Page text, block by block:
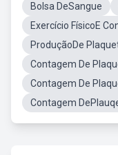
Bolsa DeSangue
Exercício FísicoE
ProduçãoDe
Contagem De
Contagem De
Contagem